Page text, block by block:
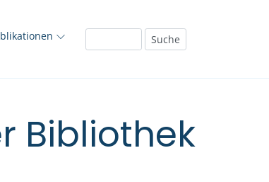
Bibliothek